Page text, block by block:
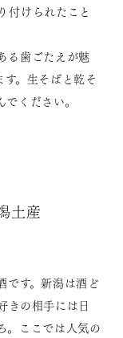
付けられたこと
る歯ごたえが魅
。生そばと乾そ
ください。
土産
です。新潟は酒ど
きの相手には日
。ここでは人気の